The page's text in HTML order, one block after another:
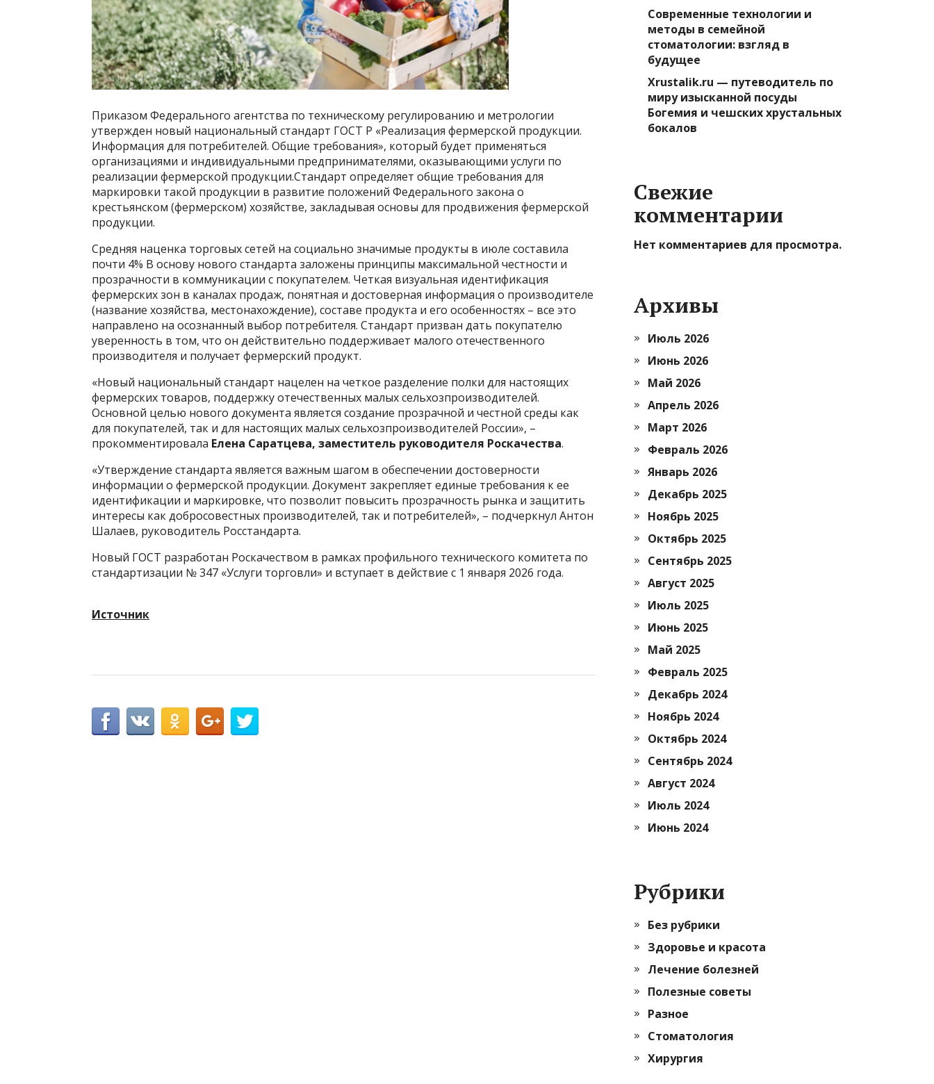
Приказом Федерального агентства по техническому регулированию и метрологии
утвержден новый национальный стандарт ГОСТ Р «Реализация фермерской продукции.
Информация для потребителей. Общие требования», который будет применяться
организациями и индивидуальными предпринимателями, оказывающими услуги по
реализации фермерской продукции.Стандарт определяет общие требования для
маркировки такой продукции в развитие положений Федерального закона о
крестьянском (фермерском) хозяйстве, закладывая основы для продвижения фермерской
продукции.
Средняя наценка торговых сетей на социально значимые продукты в июле составила
почти 4% В основу нового стандарта заложены принципы максимальной честности и
прозрачности в коммуникации с покупателем. Четкая визуальная идентификация
фермерских зон в каналах продаж, понятная и достоверная информация о производителе
(название хозяйства, местонахождение), составе продукта и его особенностях – все это
направлено на осознанный выбор потребителя. Стандарт призван дать покупателю
уверенность в том, что он действительно поддерживает малого отечественного
производителя и получает фермерский продукт.
«Новый национальный стандарт нацелен на четкое разделение полки для настоящих
фермерских товаров, поддержку отечественных малых сельхозпроизводителей.
Основной целью нового документа является создание прозрачной и честной среды как
для покупателей, так и для настоящих малых сельхозпроизводителей России», –
прокомментировала Елена Саратцева, заместитель руководителя Роскачества.
«Утверждение стандарта является важным шагом в обеспечении достоверности
информации о фермерской продукции. Документ закрепляет единые требования к ее
идентификации и маркировке, что позволит повысить прозрачность рынка и защитить
интересы как добросовестных производителей, так и потребителей», – подчеркнул Антон
Шалаев, руководитель Росстандарта.
Новый ГОСТ разработан Роскачеством в рамках профильного технического комитета по
стандартизации № 347 «Услуги торговли» и вступает в действие с 1 января 2026 года.
Источник
Современные технологии и
методы в семейной
стоматологии: взгляд в
будущее
Xrustalik.ru — путеводитель по
миру изысканной посуды
Богемия и чешских хрустальных
бокалов
Свежие
комментарии
Нет комментариев для просмотра.
Архивы
Июль 2026
Июнь 2026
Май 2026
Апрель 2026
Март 2026
Февраль 2026
Январь 2026
Декабрь 2025
Ноябрь 2025
Октябрь 2025
Сентябрь 2025
Август 2025
Июль 2025
Июнь 2025
Май 2025
Февраль 2025
Декабрь 2024
Ноябрь 2024
Октябрь 2024
Сентябрь 2024
Август 2024
Июль 2024
Июнь 2024
Рубрики
Без рубрики
Здоровье и красота
Лечение болезней
Полезные советы
Разное
Стоматология
Хирургия